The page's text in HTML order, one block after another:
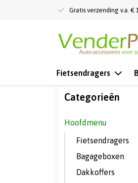
Gratis verzending v.a. €
Fietsendragers
Terug naar home
Categorieën
Hoofdmenu
Fietsendragers
Bagageboxen
Dakkoffers